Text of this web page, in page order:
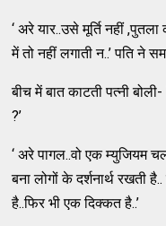
‘ अरे यार..उसे मूर्ति नहीं
में तो नहीं लगाती न..’ पति ने
बीच में बात काटती पत्नी
?’
‘ अरे पागल..वो एक म्युजियम
बना लोगों के दर्शनार्थ रखती
है..फिर भी एक दिक्कत है..’